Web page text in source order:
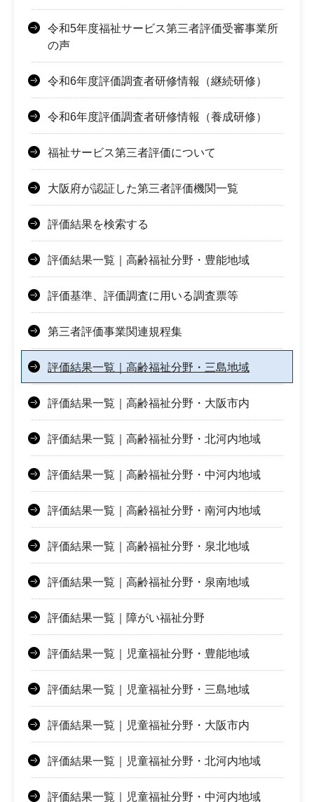
令和5年度福祉サービス第三者評価受審事業所
の声
令和6年度評価調査者研修情報（継続研修）
令和6年度評価調査者研修情報（養成研修）
福祉サービス第三者評価について
大阪府が認証した第三者評価機関一覧
評価結果を検索する
評価結果一覧｜高齢福祉分野・豊能地域
評価基準、評価調査に用いる調査票等
第三者評価事業関連規程集
評価結果一覧｜高齢福祉分野・三島地域
評価結果一覧｜高齢福祉分野・大阪市内
評価結果一覧｜高齢福祉分野・北河内地域
評価結果一覧｜高齢福祉分野・中河内地域
評価結果一覧｜高齢福祉分野・南河内地域
評価結果一覧｜高齢福祉分野・泉北地域
評価結果一覧｜高齢福祉分野・泉南地域
評価結果一覧｜障がい福祉分野
評価結果一覧｜児童福祉分野・豊能地域
評価結果一覧｜児童福祉分野・三島地域
評価結果一覧｜児童福祉分野・大阪市内
評価結果一覧｜児童福祉分野・北河内地域
評価結果一覧｜児童福祉分野・中河内地域